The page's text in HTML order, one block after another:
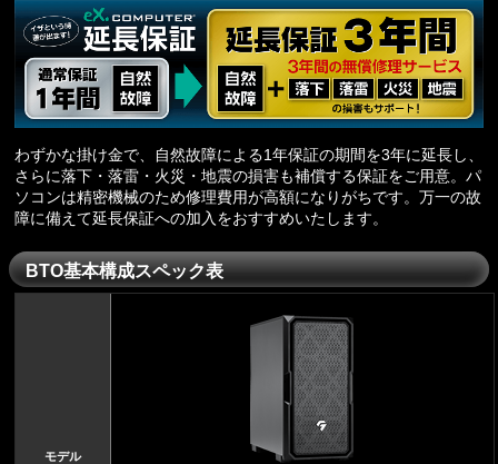
わずかな掛け金で、自然故障による1年保証の期間を3年に延長し、
さらに落下・落雷・火災・地震の損害も補償する保証をご用意。パ
ソコンは精密機械のため修理費用が高額になりがちです。万一の故
障に備えて延長保証への加入をおすすめいたします。
BTO基本構成スペック表
モデル